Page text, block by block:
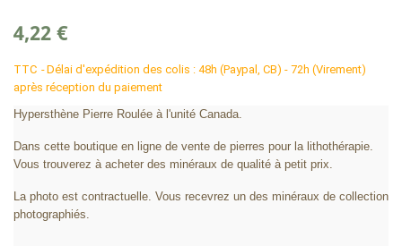
4,22 €
TTC
Délai d'expédition des colis : 48h (Paypal, CB) - 72h (Virement)
après réception du paiement
Hypersthène Pierre Roulée à l'unité Canada.
Dans cette boutique en ligne de vente de pierres pour la lithothérapie.
Vous trouverez à acheter des minéraux de qualité à petit prix.
La photo est contractuelle. Vous recevrez un des minéraux de collection
photographiés.